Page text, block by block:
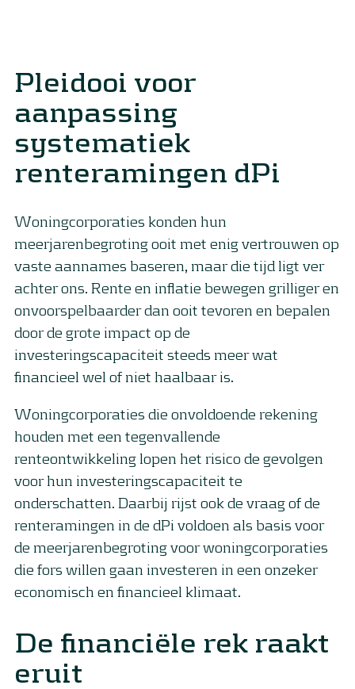
Pleidooi voor
aanpassing
systematiek
renteramingen dPi
Woningcorporaties konden hun
meerjarenbegroting ooit met enig vertrouwen op
vaste aannames baseren, maar die tijd ligt ver
achter ons. Rente en inflatie bewegen grilliger en
onvoorspelbaarder dan ooit tevoren en bepalen
door de grote impact op de
investeringscapaciteit steeds meer wat
financieel wel of niet haalbaar is.
Woningcorporaties die onvoldoende rekening
houden met een tegenvallende
renteontwikkeling lopen het risico de gevolgen
voor hun investeringscapaciteit te
onderschatten. Daarbij rijst ook de vraag of de
renteramingen in de dPi voldoen als basis voor
de meerjarenbegroting voor woningcorporaties
die fors willen gaan investeren in een onzeker
economisch en financieel klimaat.
De financiële rek raakt
eruit